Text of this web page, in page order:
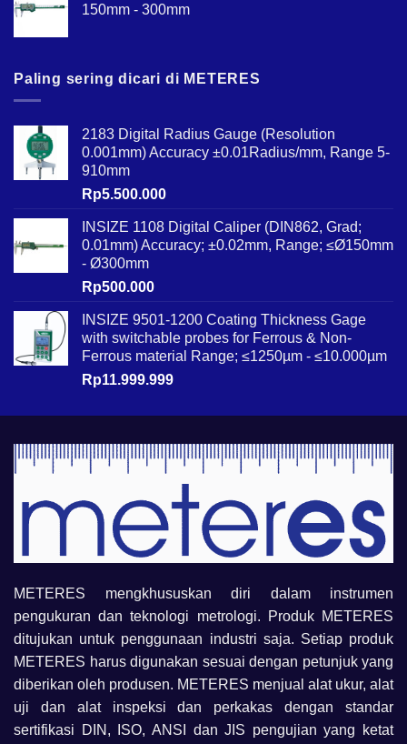
150mm - 300mm
Paling sering dicari di METERES
2183 Digital Radius Gauge (Resolution
0.001mm) Accuracy ±0.01Radius/mm, Range 5-
910mm
Rp5.500.000
INSIZE 1108 Digital Caliper (DIN862, Grad;
0.01mm) Accuracy; ±0.02mm, Range; ≤Ø150mm
- Ø300mm
Rp500.000
INSIZE 9501-1200 Coating Thickness Gage
with switchable probes for Ferrous & Non-
Ferrous material Range; ≤1250µm - ≤10.000µm
Rp11.999.999
METERES mengkhususkan diri dalam instrumen
pengukuran dan teknologi metrologi. Produk METERES
ditujukan untuk penggunaan industri saja. Setiap produk
METERES harus digunakan sesuai dengan petunjuk yang
diberikan oleh produsen. METERES menjual alat ukur, alat
uji dan alat inspeksi dan perkakas dengan standar
sertifikasi DIN, ISO, ANSI dan JIS pengujian yang ketat